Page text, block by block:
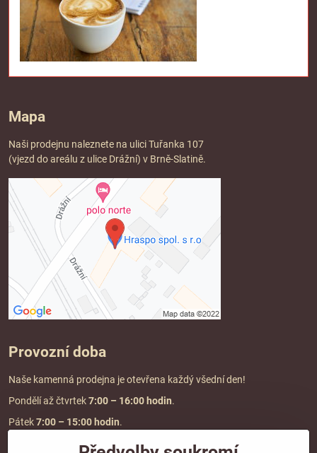
Mapa
Naši prodejnu naleznete na ulici Tuřanka 107
(vjezd do areálu z ulice Drážní) v Brně-Slatině.
Provozní doba
Naše kamenná prodejna je otevřena každý všední den!
Pondělí až čtvrtek7:00 – 16:00 hodin.
Pátek7:00 – 15:00 hodin.